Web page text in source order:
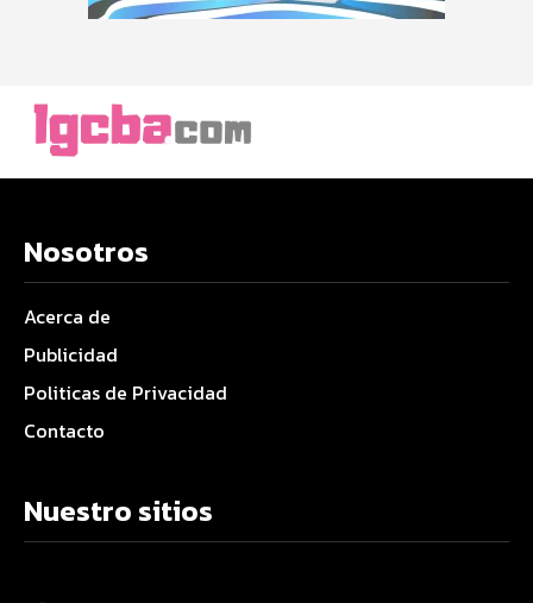
Nosotros
Acerca de
Publicidad
Politicas de Privacidad
Contacto
Nuestro sitios